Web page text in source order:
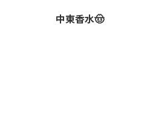
中東香水🤠